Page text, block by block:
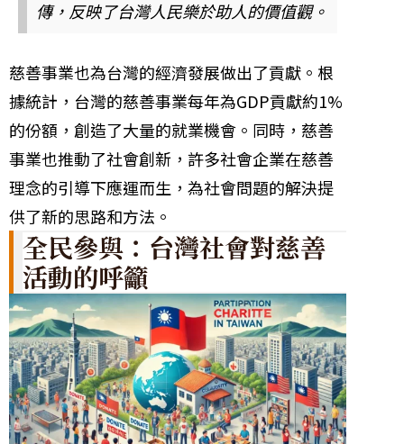
傳，反映了台灣人民樂於助人的價值觀。
慈善事業也為台灣的經濟發展做出了貢獻。根
據統計，台灣的慈善事業每年為GDP貢獻約1%
的份額，創造了大量的就業機會。同時，慈善
事業也推動了社會創新，許多社會企業在慈善
理念的引導下應運而生，為社會問題的解決提
供了新的思路和方法。
全民參與：台灣社會對慈善
活動的呼籲